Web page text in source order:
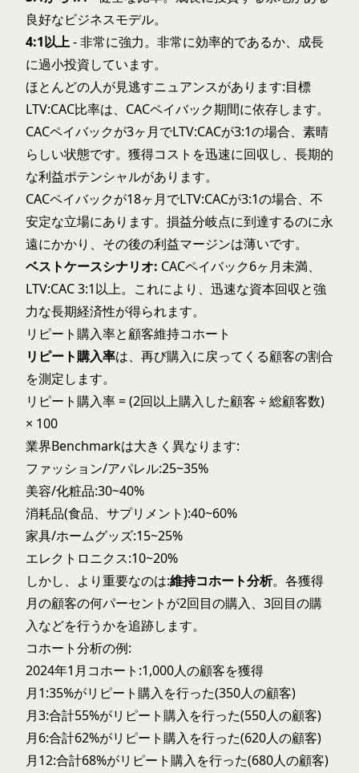
良好なビジネスモデル。
4:1以上- 非常に強力。非常に効率的であるか、成長
に過小投資しています。
ほとんどの人が見逃すニュアンスがあります:目標
LTV:CAC比率は、CACペイバック期間に依存します。
CACペイバックが3ヶ月でLTV:CACが3:1の場合、素晴
らしい状態です。獲得コストを迅速に回収し、長期的
な利益ポテンシャルがあります。
CACペイバックが18ヶ月でLTV:CACが3:1の場合、不
安定な立場にあります。損益分岐点に到達するのに永
遠にかかり、その後の利益マージンは薄いです。
ベストケースシナリオ: CACペイバック6ヶ月未満、
LTV:CAC 3:1以上。これにより、迅速な資本回収と強
力な長期経済性が得られます。
リピート購入率と顧客維持コホート
リピート購入率は、再び購入に戻ってくる顧客の割合
を測定します。
リピート購入率 = (2回以上購入した顧客 ÷ 総顧客数)
× 100
業界Benchmarkは大きく異なります:
ファッション/アパレル:25~35%
美容/化粧品:30~40%
消耗品(食品、サプリメント):40~60%
家具/ホームグッズ:15~25%
エレクトロニクス:10~20%
しかし、より重要なのは:維持コホート分析。各獲得
月の顧客の何パーセントが2回目の購入、3回目の購
入などを行うかを追跡します。
コホート分析の例:
2024年1月コホート:1,000人の顧客を獲得
月1:35%がリピート購入を行った(350人の顧客)
月3:合計55%がリピート購入を行った(550人の顧客)
月6:合計62%がリピート購入を行った(620人の顧客)
月12:合計68%がリピート購入を行った(680人の顧客)